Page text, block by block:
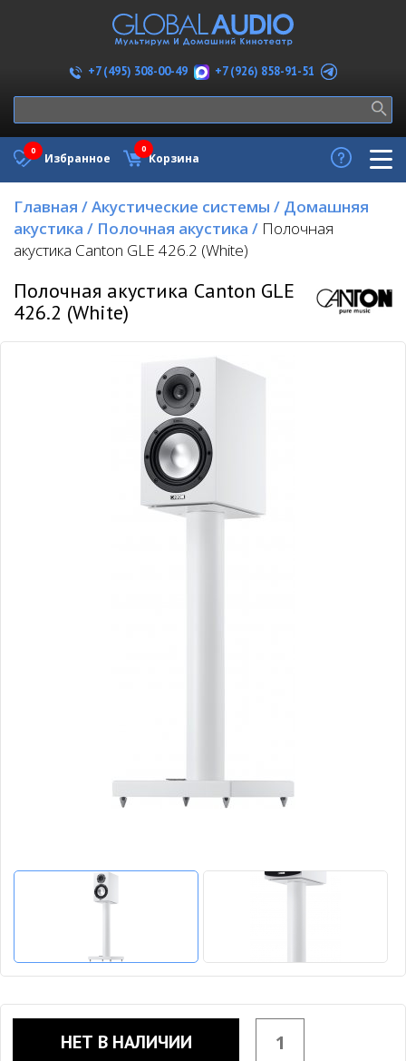
+7 (495) 308-00-49 +7 (926) 858-91-51
Избранное
0
Корзина
0
Главная /Акустические системы / Домашняя
акустика / Полочная акустика / Полочная
акустика Canton GLE 426.2 (White)
Полочная акустика Canton GLE
426.2 (White)
НЕТ В НАЛИЧИИ